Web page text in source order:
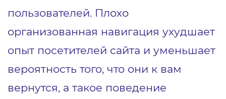
пользователей. Плохо
организованная навигация ухудшает
опыт посетителей сайта и уменьшает
вероятность того, что они к вам
вернутся, а такое поведение